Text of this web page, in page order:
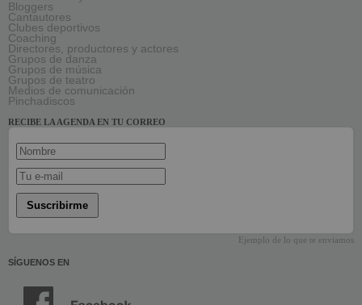
Bloggers
Cantautores
Clubes deportivos
Coaching
Directores, productores y actores
Grupos de danza
Grupos de música
Grupos de teatro
Medios de comunicación
Pinchadiscos
RECIBE LA AGENDA EN TU CORREO
Suscribirme
Ejemplo de lo que te enviamos
SÍGUENOS EN